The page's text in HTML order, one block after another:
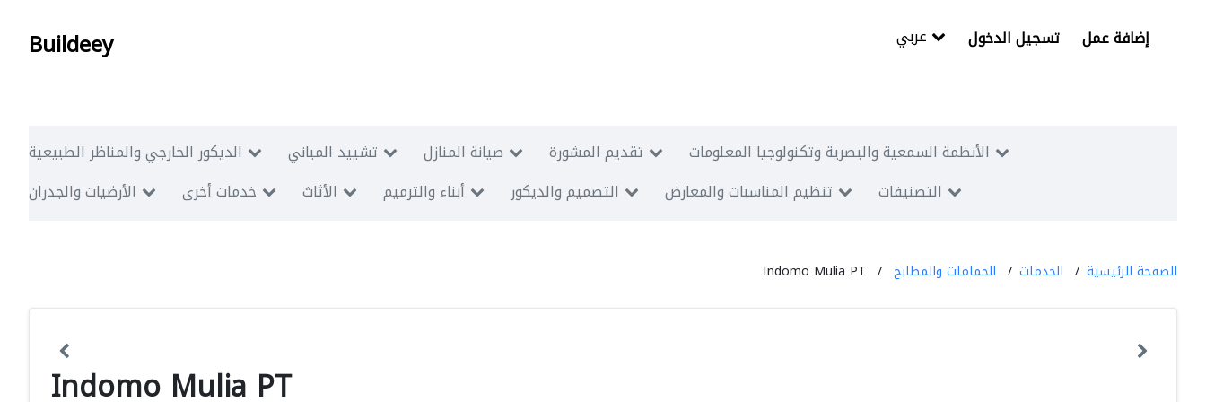
Buildeey تسجيل الدخول إضافة عمل
الديكور الخارجي والمناظر الطبيعية تشييد المباني صيانة المنازل تقديم المشورة
الأنظمة السمعية والبصرية وتكنولوجيا المعلومات
الأرضيات والجدران
خدمات أخرى الأثاث أبناء والترميم التصميم والديكور تنظيم المناسبات والمعارض التصنيفات
الصفحة الرئيسية الخدمات الحمامات والمطابخ Indomo Mulia PT
Indomo Mulia PT